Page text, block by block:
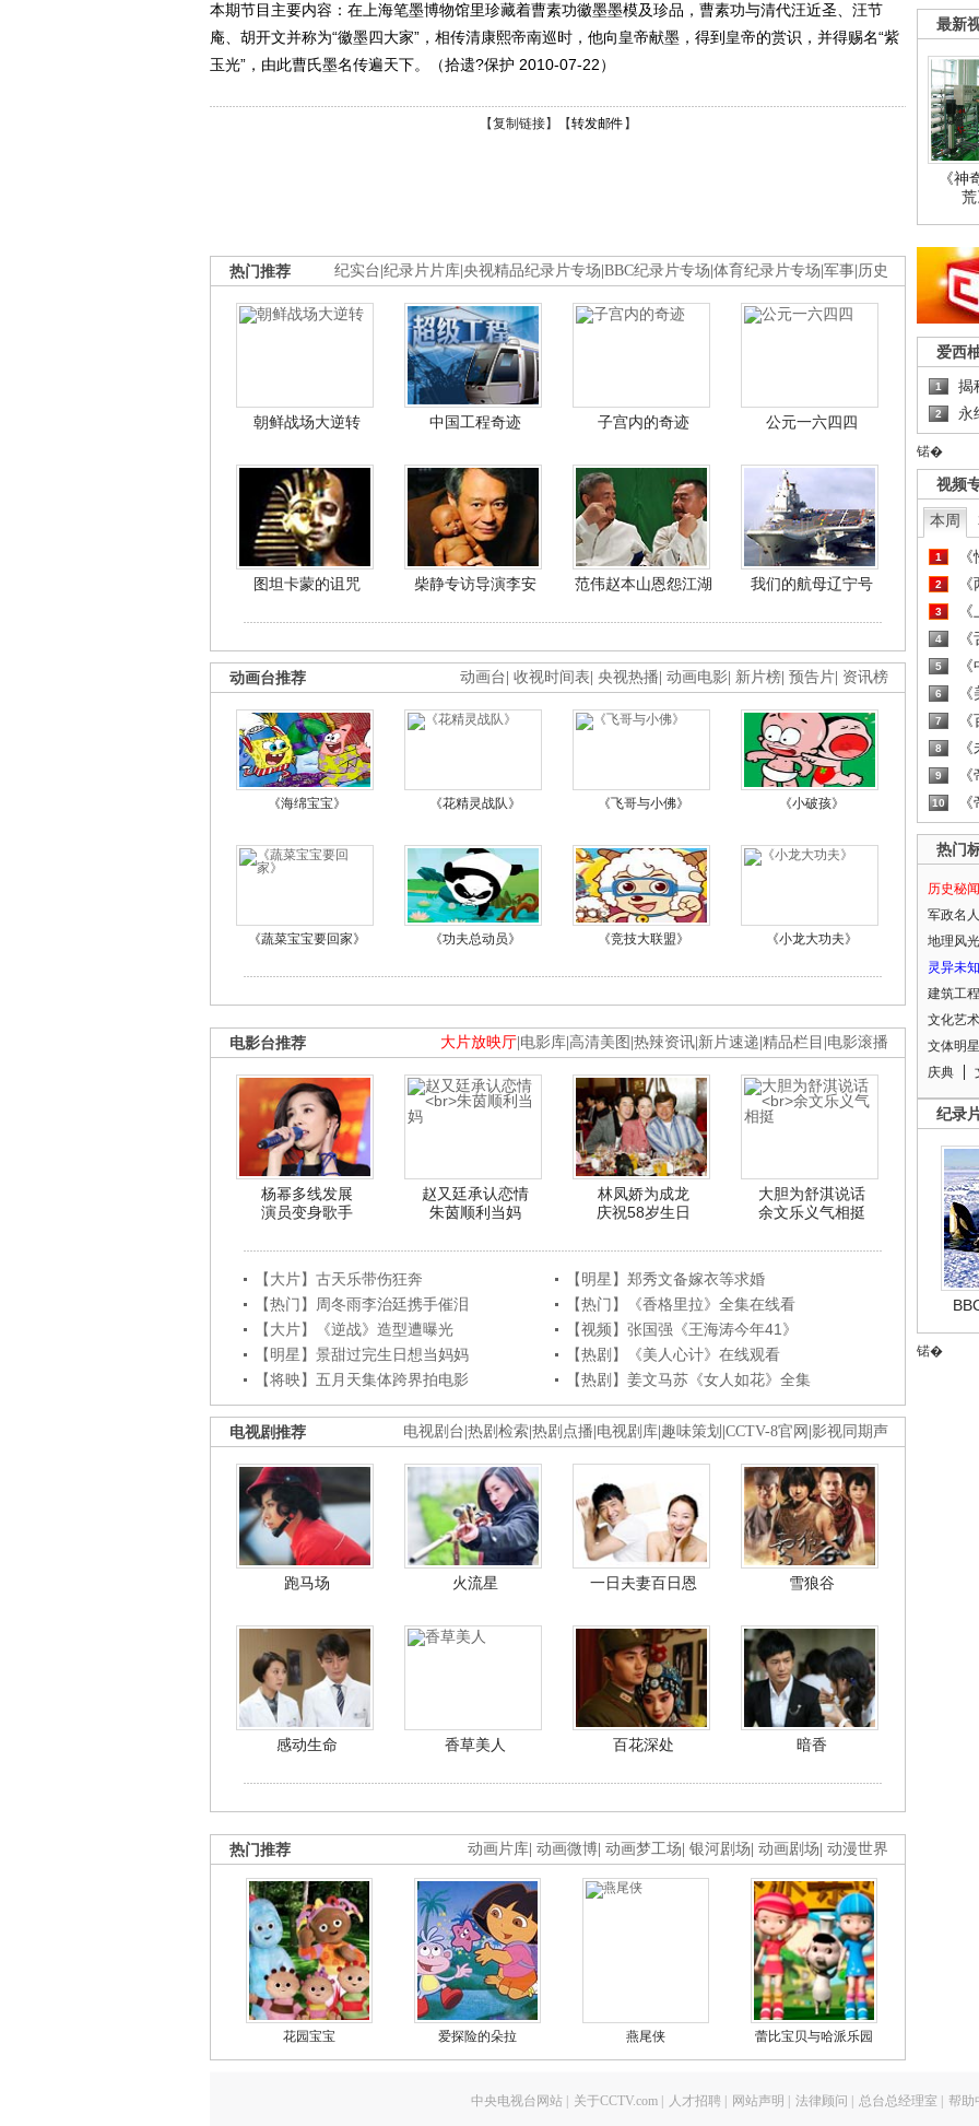
本期节目主要内容：在上海笔墨博物馆里珍藏着曹素功徽墨墨模及珍品，曹素功与清代汪近圣、汪节
庵、胡开文并称为“徽墨四大家”，相传清康熙帝南巡时，他向皇帝献墨，得到皇帝的赏识，并得赐名“紫
玉光”，由此曹氏墨名传遍天下。（拾遗?保护 2010-07-22）
【复制链接】【转发邮件 】
纪实台 纪录片片库 央视精品纪录片专场 BBC纪录片专场 体育纪录片专场 军事 历史
热门推荐
朝鲜战场大逆转 中国工程奇迹 子宫内的奇迹 公元一六四四
图坦卡蒙的诅咒 柴静专访导演李安 范伟赵本山恩怨江湖 我们的航母辽宁号
动画台 收视时间表 央视热播 动画电影 新片榜 预告片 资讯榜
动画台推荐
《海绵宝宝》 《花精灵战队》 《飞哥与小佛》 《小破孩》
《蔬菜宝宝要回家》 《功夫总动员》 《竞技大联盟》 《小龙大功夫》
大片放映厅 电影库 高清美图 热辣资讯 新片速递 精品栏目 电影滚播
电影台推荐
杨幂多线发展
演员变身歌手
赵又廷承认恋情
朱茵顺利当妈
林凤娇为成龙
庆祝58岁生日
大胆为舒淇说话
余文乐义气相挺
【大片】古天乐带伤狂奔
【明星】郑秀文备嫁衣等求婚
【热门】周冬雨李治廷携手催泪
【热门】《香格里拉》全集在线看
【大片】《逆战》造型遭曝光
【视频】张国强《王海涛今年41》
【明星】景甜过完生日想当妈妈
【热剧】《美人心计》在线观看
【将映】五月天集体跨界拍电影
【热剧】姜文马苏《女人如花》全集
电视剧台 热剧检索 热剧点播 电视剧库 趣味策划 CCTV-8官网 影视同期声
电视剧推荐
跑马场 火流星 一日夫妻百日恩 雪狼谷
感动生命 香草美人 百花深处 暗香
动画片库 动画微博 动画梦工场 银河剧场 动画剧场 动漫世界
热门推荐
花园宝宝 爱探险的朵拉 燕尾侠 蕾比宝贝与哈派乐园
最新
《神
爱西
1 揭
2 永
锘�
视频
本周
1
2
3
4
5
6
7
8
9
10
热门
历史秘闻
军政名人
地理风光
灵异未知
建筑工程
文化艺术
文体明星
庆典
纪录
锘�
中央电视台网站 关于CCTV.com 人才招聘 网站声明 法律顾问 总台总经理室 帮助